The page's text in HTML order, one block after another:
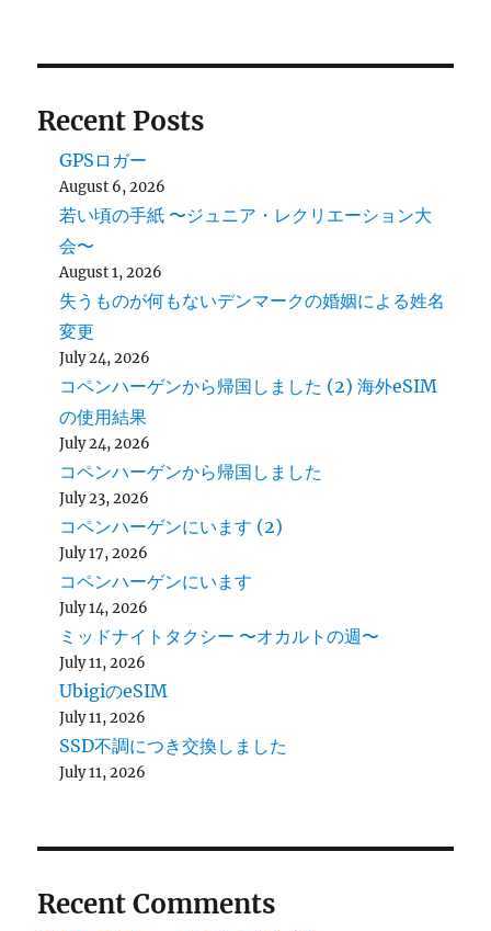
Recent Posts
GPSロガー
August 6, 2026
若い頃の手紙 〜ジュニア・レクリエーション大
会〜
August 1, 2026
失うものが何もないデンマークの婚姻による姓名
変更
July 24, 2026
コペンハーゲンから帰国しました (2) 海外eSIM
の使用結果
July 24, 2026
コペンハーゲンから帰国しました
July 23, 2026
コペンハーゲンにいます (2)
July 17, 2026
コペンハーゲンにいます
July 14, 2026
ミッドナイトタクシー 〜オカルトの週〜
July 11, 2026
UbigiのeSIM
July 11, 2026
SSD不調につき交換しました
July 11, 2026
Recent Comments